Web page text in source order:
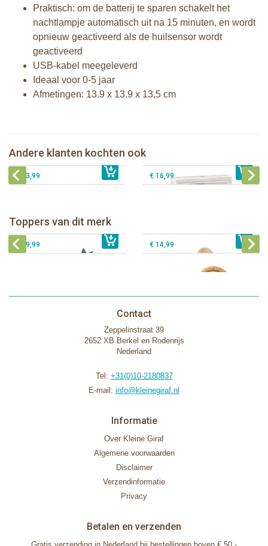
Praktisch: om de batterij te sparen schakelt het
nachtlampje automatisch uit na 15 minuten, en wordt
opnieuw geactiveerd als de huilsensor wordt
geactiveerd
USB-kabel meegeleverd
Ideaal voor 0-5 jaar
Afmetingen: 13.9 x 13.9 x 13,5 cm
Andere klanten kochten ook
€ 35,99Klorofil speelset de Quad
€ 13,99 € 16,99
Toppers van dit merk
€ 26,99
Sophie de giraf Activity Wheel
€ 39,99 € 14,99
Contact
Zeppelinstraat 39
2652 XB Berkel en Rodenrijs
Nederland
Tel: +31(0)10-2180837
E-mail: info@kleinegiraf.nl
Informatie
Over Kleine Giraf
Algemene voorwaarden
Disclaimer
Verzendinformatie
Privacy
Betalen en verzenden